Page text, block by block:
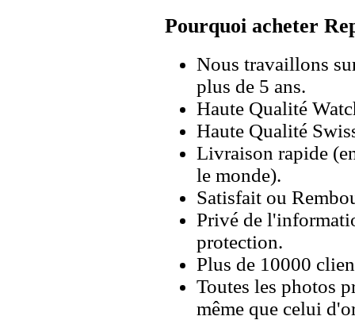
Pourquoi acheter
Nous travaillons
plus de 5 ans.
Haute Qualité
Haute Qualité
Livraison rapide
le monde).
Satisfait ou
Privé de
protection.
Plus de 10000
Toutes les photos
même que celui